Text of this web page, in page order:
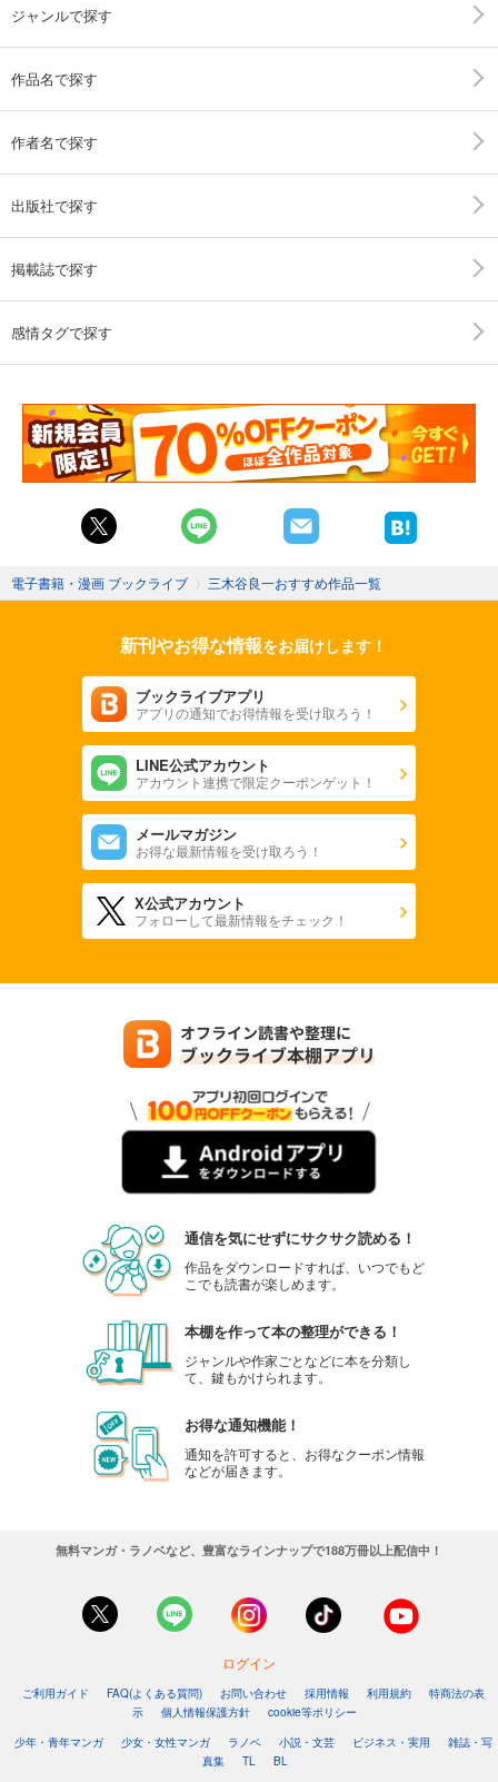
ジャンルで探す
作品名で探す
作者名で探す
出版社で探す
掲載誌で探す
感情タグで探す
電子書籍・漫画 ブックライブ 〉 三木谷良一おすすめ作品一覧
新刊やお得な情報をお届けします！
ブックライブアプリ
アプリの通知でお得情報を受け取ろう！
LINE公式アカウント
アカウント連携で限定クーポンゲット！
メールマガジン
お得な最新情報を受け取ろう！
X公式アカウント
フォローして最新情報をチェック！
通信を気にせずにサクサク読める！
作品をダウンロードすれば、いつでもど
こでも読書が楽しめます。
本棚を作って本の整理ができる！
ジャンルや作家ごとなどに本を分類し
て、鍵もかけられます。
お得な通知機能！
通知を許可すると、お得なクーポン情報
などが届きます。
無料マンガ・ラノベなど、豊富なラインナップで188万冊以上配信中！
ログイン
ご利用ガイド FAQ(よくある質問) お問い合わせ 採用情報 利用規約
特商法の表
示
個人情報保護方針
cookie等ポリシー
少年・青年マンガ
少女・女性マンガ ラノベ 小説・文芸 ビジネス・実用
雑誌・写
真集
TL BL